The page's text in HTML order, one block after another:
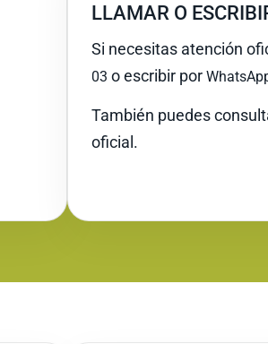
LLAMAR O
Si necesitas atención
03 o escribir por
También puedes
oficial.